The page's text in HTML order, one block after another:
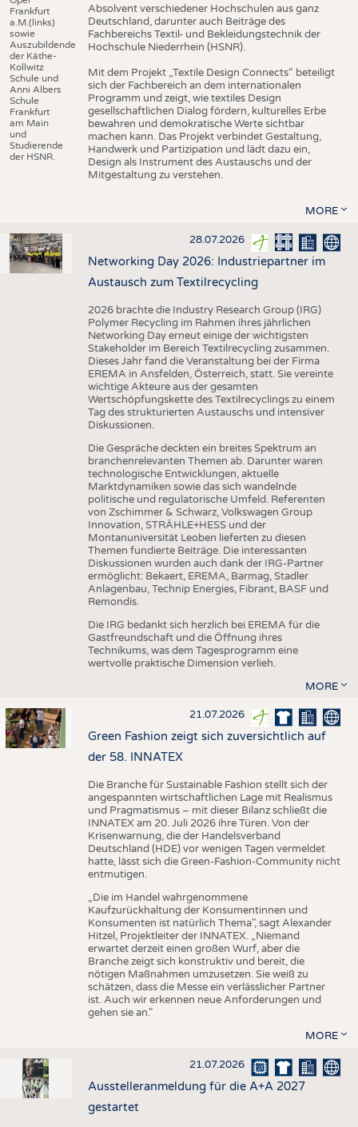
Frankfurt
a.M.(links)
sowie
Auszubildende
der Käthe-
Kollwitz
Schule und
Anni Albers
Schule
Frankfurt
am Main
und
Studierende
der HSNR.
Absolvent verschiedener Hochschulen aus ganz
Deutschland, darunter auch Beiträge des
Fachbereichs Textil- und Bekleidungstechnik der
Hochschule Niederrhein (HSNR).
Mit dem Projekt „Textile Design Connects“ beteiligt
sich der Fachbereich an dem internationalen
Programm und zeigt, wie textiles Design
gesellschaftlichen Dialog fördern, kulturelles Erbe
bewahren und demokratische Werte sichtbar
machen kann. Das Projekt verbindet Gestaltung,
Handwerk und Partizipation und lädt dazu ein,
Design als Instrument des Austauschs und der
Mitgestaltung zu verstehen.
MORE
28.07.2026
Networking Day 2026: Industriepartner im
Austausch zum Textilrecycling
2026 brachte die Industry Research Group (IRG)
Polymer Recycling im Rahmen ihres jährlichen
Networking Day erneut einige der wichtigsten
Stakeholder im Bereich Textilrecycling zusammen.
Dieses Jahr fand die Veranstaltung bei der Firma
EREMA in Ansfelden, Österreich, statt. Sie vereinte
wichtige Akteure aus der gesamten
Wertschöpfungskette des Textilrecyclings zu einem
Tag des strukturierten Austauschs und intensiver
Diskussionen.
Die Gespräche deckten ein breites Spektrum an
branchenrelevanten Themen ab. Darunter waren
technologische Entwicklungen, aktuelle
Marktdynamiken sowie das sich wandelnde
politische und regulatorische Umfeld. Referenten
von Zschimmer & Schwarz, Volkswagen Group
Innovation, STRÄHLE+HESS und der
Montanuniversität Leoben lieferten zu diesen
Themen fundierte Beiträge. Die interessanten
Diskussionen wurden auch dank der IRG-Partner
ermöglicht: Bekaert, EREMA, Barmag, Stadler
Anlagenbau, Technip Energies, Fibrant, BASF und
Remondis.
Die IRG bedankt sich herzlich bei EREMA für die
Gastfreundschaft und die Öffnung ihres
Technikums, was dem Tagesprogramm eine
wertvolle praktische Dimension verlieh.
MORE
21.07.2026
Green Fashion zeigt sich zuversichtlich auf
der 58. INNATEX
Die Branche für Sustainable Fashion stellt sich der
angespannten wirtschaftlichen Lage mit Realismus
und Pragmatismus – mit dieser Bilanz schließt die
INNATEX am 20. Juli 2026 ihre Türen. Von der
Krisenwarnung, die der Handelsverband
Deutschland (HDE) vor wenigen Tagen vermeldet
hatte, lässt sich die Green-Fashion-Community nicht
entmutigen.
„Die im Handel wahrgenommene
Kaufzurückhaltung der Konsumentinnen und
Konsumenten ist natürlich Thema", sagt Alexander
Hitzel, Projektleiter der INNATEX. „Niemand
erwartet derzeit einen großen Wurf, aber die
Branche zeigt sich konstruktiv und bereit, die
nötigen Maßnahmen umzusetzen. Sie weiß zu
schätzen, dass die Messe ein verlässlicher Partner
ist. Auch wir erkennen neue Anforderungen und
gehen sie an."
MORE
21.07.2026
Ausstelleranmeldung für die A+A 2027
gestartet